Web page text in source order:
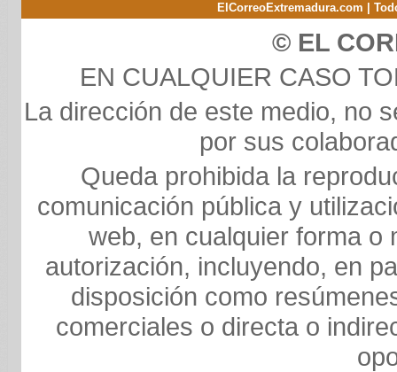
ElCorreoExtremadura.com |
© EL
EN CUALQUIER CASO
La dirección de este medio, no
por sus
Queda prohibida la
comunicación pública y
web, en cualquier forma o
autorización, incluyendo, en
disposición como
comerciales o directa o